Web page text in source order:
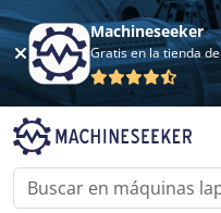
Machineseeker